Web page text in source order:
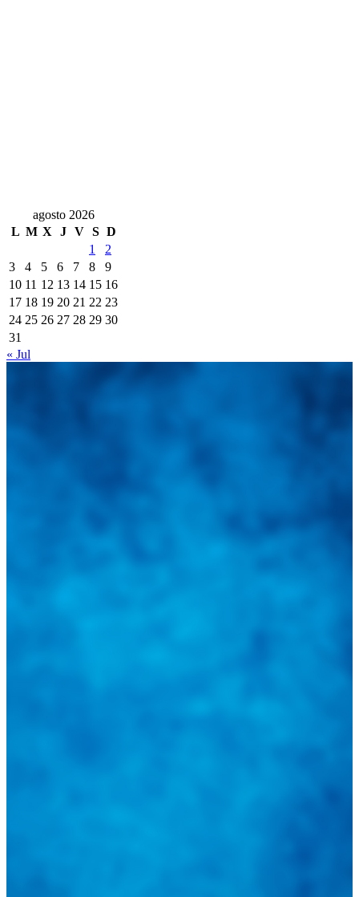
agosto 2026
L M X J V S D
1
2
3
4 5 6 7 8
9
10 11 12 13 14 15 16
17 18 19 20 21 22 23
24 25 26 27 28 29 30
31
« Jul